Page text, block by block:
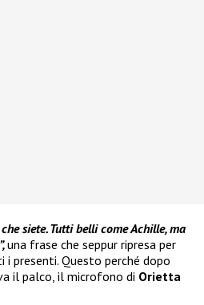
siete. Tutti belli come Achille, ma
una frase che seppur ripresa per
presenti. Questo perché dopo
il palco, il microfono di Orietta